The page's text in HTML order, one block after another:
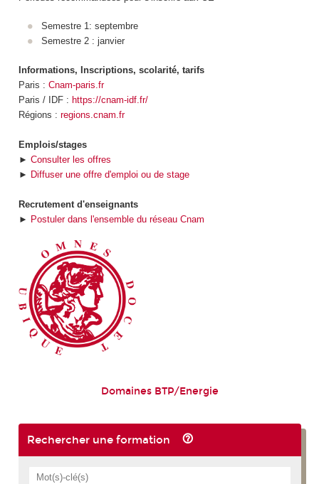
Semestre 1: septembre
Semestre 2 : janvier
Informations, Inscriptions, scolarité, tarifs
Paris : Cnam-paris.fr
Paris / IDF : https://cnam-idf.fr/
Régions : regions.cnam.fr
Emplois/stages
► Consulter les offres
► Diffuser une offre d'emploi ou de stage
Recrutement d'enseignants
► Postuler dans l'ensemble du réseau Cnam
Domaines BTP/Energie
Rechercher une formation